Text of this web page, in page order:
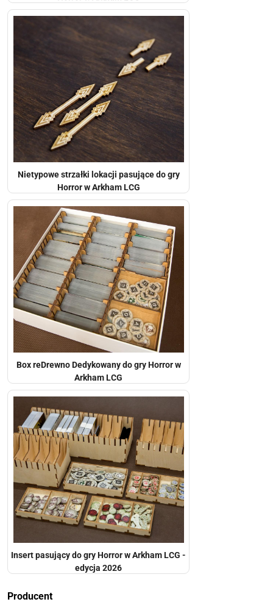
Nietypowe strzałki lokacji pasujące do gry
Horror w Arkham LCG
Box reDrewno Dedykowany do gry Horror w
Arkham LCG
Insert pasujący do gry Horror w Arkham LCG -
edycja 2026
Producent